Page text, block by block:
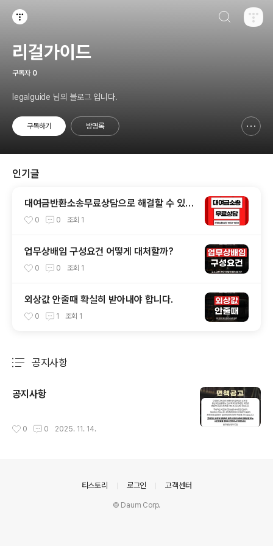
리걸가이드
구독자 0
legalguide 님의 블로그 입니다.
구독하기 방명록
인기글
대여금반환소송무료상담으로 해결할 수 있을
까?0 0 조회 1
업무상배임 구성요건 어떻게 대처할까?
0 0 조회 1
외상값 안줄때 확실히 받아내야 합니다.
0 1 조회 1
공지사항
공지사항
0 0 2025. 11. 14.
티스토리 로그인 고객센터
© Daum Corp.